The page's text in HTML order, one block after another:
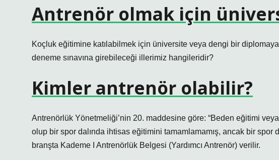
Antrenör olmak için
Koçluk eğitimine katılabilmek için üniversite veya dengi bir
deneme sınavına girebileceği illerimiz hangileridir?
Kimler antrenör olabilir?
Antrenörlük Yönetmeliği’nin 20. maddesine göre: “Beden eğitimi
olup bir spor dalında ihtisas eğitimini tamamlamamış, ancak bir spor
branşta Kademe I Antrenörlük Belgesi (Yardımcı Antrenör) verilir.